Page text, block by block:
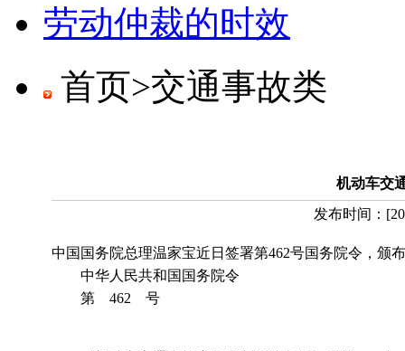
劳动仲裁的时效
首页>交通事故类
机动车交
发布时间： [
中国国务院总理温家宝近日签署第462号国务院令，颁
中华人民共和国国务院令
第 462 号